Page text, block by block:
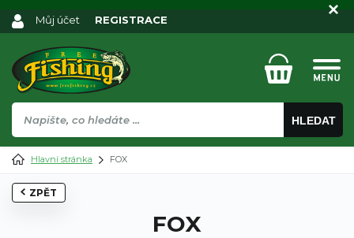
HLEDAT
Můj účet REGISTRACE
Hlavní stránka FOX
ZPĚT
FOX